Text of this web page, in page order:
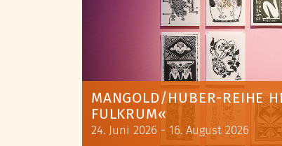
MANGOLD/HUBER-REIHE
FULKRUM«
24. Juni 2026 - 16. August 2026